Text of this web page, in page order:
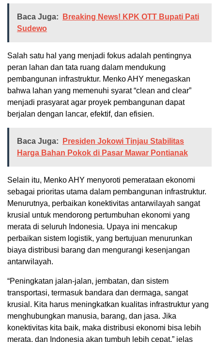
Baca Juga:
Breaking News! KPK OTT Bupati Pati
Sudewo
Salah satu hal yang menjadi fokus adalah pentingnya
peran lahan dan tata ruang dalam mendukung
pembangunan infrastruktur. Menko AHY menegaskan
bahwa lahan yang memenuhi syarat “clean and clear”
menjadi prasyarat agar proyek pembangunan dapat
berjalan dengan lancar, efektif, dan efisien.
Baca Juga:
Presiden Jokowi Tinjau Stabilitas
Harga Bahan Pokok di Pasar Mawar Pontianak
Selain itu, Menko AHY menyoroti pemerataan ekonomi
sebagai prioritas utama dalam pembangunan infrastruktur.
Menurutnya, perbaikan konektivitas antarwilayah sangat
krusial untuk mendorong pertumbuhan ekonomi yang
merata di seluruh Indonesia. Upaya ini mencakup
perbaikan sistem logistik, yang bertujuan menurunkan
biaya distribusi barang dan mengurangi kesenjangan
antarwilayah.
“Peningkatan jalan-jalan, jembatan, dan sistem
transportasi, termasuk bandara dan dermaga, sangat
krusial. Kita harus meningkatkan kualitas infrastruktur yang
menghubungkan manusia, barang, dan jasa. Jika
konektivitas kita baik, maka distribusi ekonomi bisa lebih
merata, dan Indonesia akan tumbuh lebih cepat,” jelas